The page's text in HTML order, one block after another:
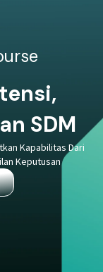
SDM
Kapabilitas Dari
Keputusan